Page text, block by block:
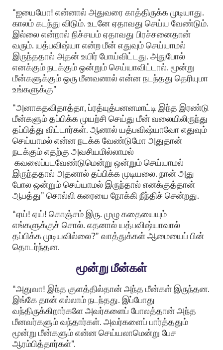
“ஐயையோ! என்னால் அதுவரை காத்திருக்க முடியாது.
காலம் கடந்து விடும். உடனே ஏதாவது செய்ய வேண்டும்.
இல்லை என்றால் நிச்சயம் ஏதாவது பிரச்சனைதான்
வரும். யத்பவிஷ்யா என்ற மீன் எதுவும் செய்யாமல்
இருந்ததால் அதன் உயிர் போய்விட்டது. அதுபோல்
எனக்கும் நடக்கும் ஒன்றும் செய்யாவிட்டால். மூன்று
மீன்களுக்கும் ஒரு மீனவனால் என்ன நடந்தது தெரியுமா
உங்களுக்கு”
“அனாகதவிதாத்தா, ப்ரத்யுத்பனனமாட்டி இந்த இரண்டு
மீன்களும் தப்பிக்க முயற்சி செய்து மீன் வலையிலிருந்து
தப்பித்து விட்டார்கள். ஆனால் யத்பவிஷ்யாவோ எதுவும்
செய்யாமல் என்ன நடக்க வேண்டுமோ அதுதான்
நடக்கும் எதற்கு அவசியமில்லாமல்
கவலைப்படவேண்டுமென்று ஒன்றும் செய்யாமல்
இருந்ததால் அதனால் தப்பிக்க முடியலை. நான் அது
போல ஒன்றும் செய்யாமல் இருந்தால் எனக்குத்தான்
ஆபத்து” சொல்லி கரையை நோக்கி நீந்திச் சென்றது.
“ஏய்! ஏய்! கொஞ்சம் இரு. முழு கதையையும்
எங்களுக்குச் சொல். எதனால் யத்பவிஷ்யாவால்
தப்பிக்க முடியவில்லை?” வாத்துக்கள் ஆமையைப் பின்
தொடர்ந்தன.
மூன்று மீன்கள்
“அதுவா! இந்த குளத்தில்தான் அந்த மீன்கள் இருந்தன.
இங்கே தான் எல்லாம் நடந்தது. இப்போது
வந்திருக்கிறார்களே அவர்களைப் போலத்தான் அந்த
மீனவர்களும் வந்தார்கள். அவர்களைப் பார்த்ததும்
மூன்று மீன்களும் என்ன செய்யலாமென்று பேச
ஆரம்பித்தார்கள்”.